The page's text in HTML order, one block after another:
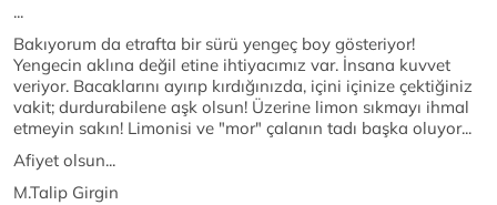
...
Bakıyorum da etrafta bir sürü yengeç boy gösteriyor!
Yengecin aklına değil etine ihtiyacımız var. İnsana kuvvet
veriyor. Bacaklarını ayırıp kırdığınızda, içini içinize çektiğiniz
vakit; durdurabilene aşk olsun! Üzerine limon sıkmayı ihmal
etmeyin sakın! Limonisi ve "mor" çalanın tadı başka oluyor...
Afiyet olsun...
M.Talip Girgin